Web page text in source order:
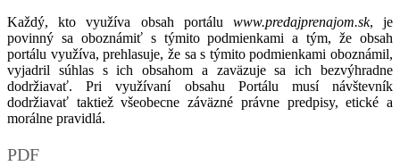
Každý, kto využíva obsah portálu www.predajprenajom.sk, je
povinný sa oboznámiť s týmito podmienkami a tým, že obsah
portálu využíva, prehlasuje, že sa s týmito podmienkami oboznámil,
vyjadril súhlas s ich obsahom a zaväzuje sa ich bezvýhradne
dodržiavať. Pri využívaní obsahu Portálu musí návštevník
dodržiavať taktiež všeobecne záväzné právne predpisy, etické a
morálne pravidlá.
PDF